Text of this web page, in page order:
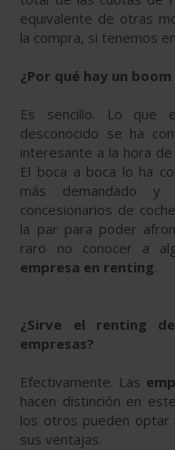
equivalente de otras
la compra, si tenemos
¿Por qué hay un
Es sencillo. Lo que
desconocido se ha
interesante a la hora de
El boca a boca lo ha
más demandado
concesionarios de
la par para poder
raro no conocer a
empresa en renting.
¿Sirve el renting
empresas?
Efectivamente. Las
hacen distinción en
los otros pueden optar
sus ventajas.